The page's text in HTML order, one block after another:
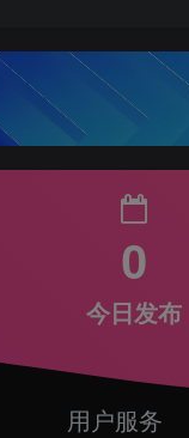
0
今日发布
用户服务